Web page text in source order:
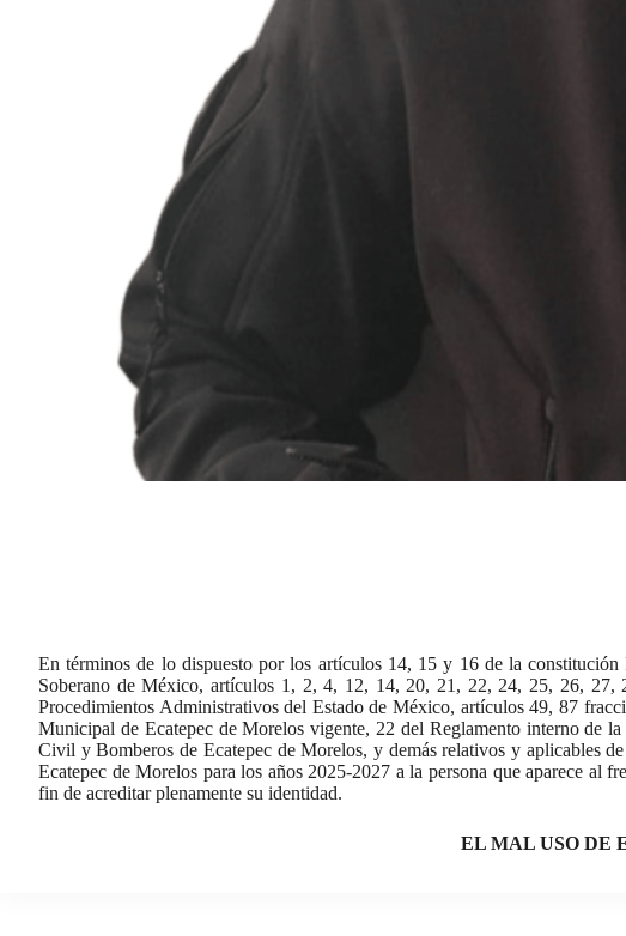
En términos de lo dispuesto por los artículos 14, 15 y 16 de la
Soberano de México, artículos 1, 2, 4, 12, 14, 20, 21, 22, 24, 25, 26,
Procedimientos Administrativos del Estado de México, artículos 49, 87
Municipal de Ecatepec de Morelos vigente, 22 del Reglamento interno de
Civil y Bomberos de Ecatepec de Morelos, y demás relativos y aplicables
Ecatepec de Morelos para los años 2025-2027 a la persona que aparece al
fin de acreditar plenamente su identidad.
EL MAL USO DE